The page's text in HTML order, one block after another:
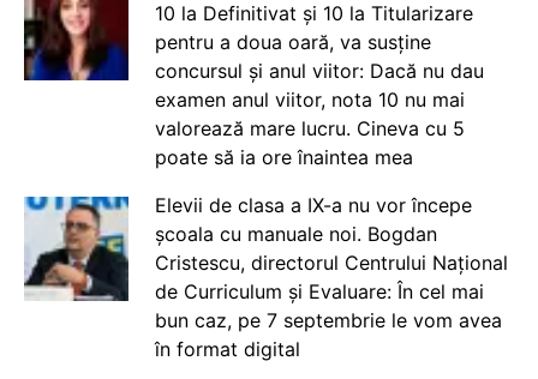
10 la Definitivat și 10 la Titularizare
pentru a doua oară, va susține
concursul și anul viitor: Dacă nu dau
examen anul viitor, nota 10 nu mai
valorează mare lucru. Cineva cu 5
poate să ia ore înaintea mea
Elevii de clasa a IX-a nu vor începe
școala cu manuale noi. Bogdan
Cristescu, directorul Centrului Național
de Curriculum și Evaluare: În cel mai
bun caz, pe 7 septembrie le vom avea
în format digital